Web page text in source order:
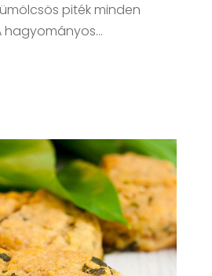
piték minden
hagyományos...